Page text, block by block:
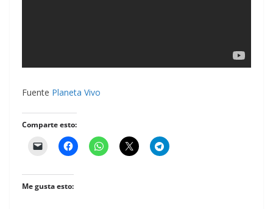
Fuente Planeta Vivo
Comparte esto:
Me gusta esto: